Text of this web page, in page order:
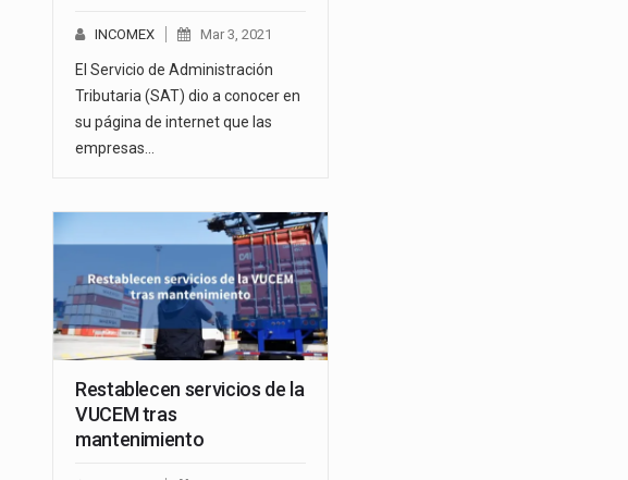
INCOMEX Mar 3, 2021
El Servicio de Administración
Tributaria (SAT) dio a conocer en
su página de internet que las
empresas…
Restablecen servicios de la
VUCEM tras
mantenimiento